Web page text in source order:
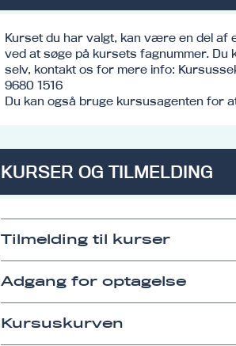
Kurset du har valgt, kan være en del af
ved at søge på kursets fagnummer.
selv, kontakt os for mere info:
9680 1516
Du kan også bruge kursusagenten for
KURSER OG TILMELDING
Tilmelding til kurser
Adgang for optagelse
Kursuskurven